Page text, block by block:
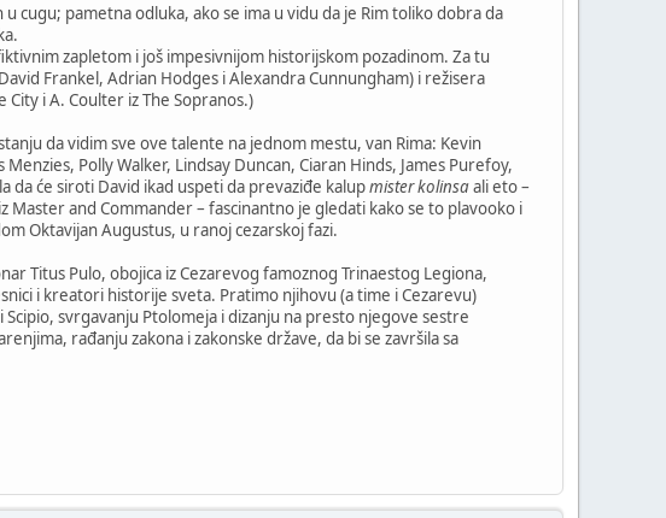
cugu; pametna odluka, ako se ima u vidu da je Rim toliko dobra da
zapletom i još impesivnijom historijskom pozadinom. Za tu
Frankel, Adrian Hodges i Alexandra Cunnungham) i režisera
i A. Coulter iz The Sopranos.)
da vidim sve ove talente na jednom mestu, van Rima: Kevin
Polly Walker, Lindsay Duncan, Ciaran Hinds, James Purefoy,
da će siroti David ikad uspeti da prevaziđe kalupmister kolinsaali eto –
and Commander – fascinantno je gledati kako se to plavooko i
Oktavijan Augustus, u ranoj cezarskoj fazi.
Titus Pulo, obojica iz Cezarevog famoznog Trinaestog Legiona,
i kreatori historije sveta. Pratimo njihovu (a time i Cezarevu)
svrgavanju Ptolomeja i dizanju na presto njegove sestre
rađanju zakona i zakonske države, da bi se završila sa